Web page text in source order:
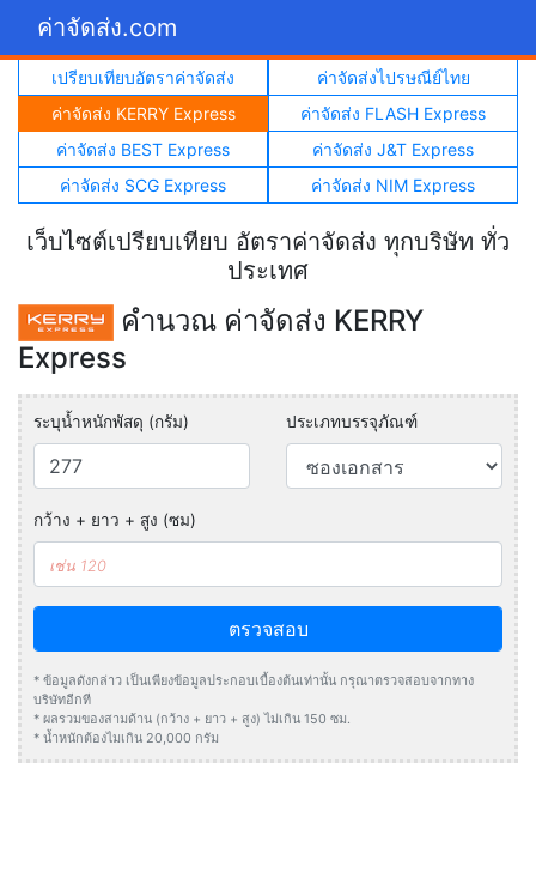
ค่าจัดส่ง.com
เปรียบเทียบอัตราค่าจัดส่ง
ค่าจัดส่งไปรษณีย์ไทย
ค่าจัดส่ง KERRY Express
ค่าจัดส่ง FLASH Express
ค่าจัดส่ง BEST Express
ค่าจัดส่ง J&T Express
ค่าจัดส่ง SCG Express
ค่าจัดส่ง NIM Express
เว็บไซต์เปรียบเทียบ อัตราค่าจัดส่ง ทุกบริษัท ทั่ว
ประเทศ
คำนวณ ค่าจัดส่ง KERRY
Express
ระบุน้ำหนักพัสดุ (กรัม) ประเภทบรรจุภัณฑ์
กว้าง + ยาว + สูง (ซม)
ตรวจสอบ
* ข้อมูลดังกล่าว เป็นเพียงข้อมูลประกอบเบื้องต้นเท่านั้น กรุณาตรวจสอบจากทาง
บริษัทอีกที
* ผลรวมของสามด้าน (กว้าง + ยาว + สูง) ไม่เกิน 150 ซม.
* น้ำหนักต้องไมเกิน 20,000 กรัม